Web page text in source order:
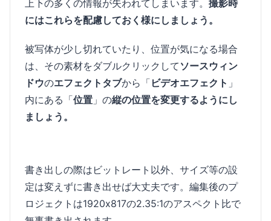
上下の多くの情報が失われてしまいます。 撮影時
にはこれらを配慮しておく様にしましょう。
被写体が少し切れていたり、位置が気になる場合
は、その素材をダブルクリックして ソースウィン
ドウのエフェクトタブから「 ビデオエフェクト 」
内にある「位置 」の縦の位置を変更するようにし
ましょう。
書き出しの際はビットレート以外、サイズ等の設
定は変えずに書き出せば大丈夫です。編集後のプ
ロジェクトは1920x817の2.35:1のアスペクト比で